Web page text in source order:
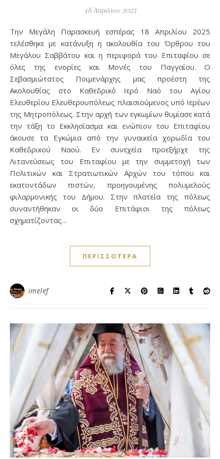
18 Απριλίου 2025
Την Μεγάλη Παρασκευή εσπέρας 18 Απριλίου 2025
τελέσθηκε με κατάνυξη η ακολουθία του Όρθρου του
Μεγάλου Σαββάτου και η περιφορά του Επιταφίου σε
όλες της ενορίες και Μονές του Παγγαίου. Ο
Σεβασμιώτατος Ποιμενάρχης μας προέστη της
Ακολουθίας στο Καθεδρικό Ιερό Ναό του Αγίου
Ελευθερίου Ελευθερουπόλεως πλαισιούμενος υπό Ιερέων
της Μητροπόλεως. Στην αρχή των εγκωμίων θυμίασε κατά
την τάξη το Εκκλησίασμα και ενώπιον του Επιταφίου
άκουσε τα Εγκώμια από την γυναικεία χορωδία του
Καθεδρικού Ναού. Εν συνεχεία προεξήρχε της
Λιτανεύσεως του Επιταφίου με την συμμετοχή των
Πολιτικών και Στρατιωτικών Αρχών του τόπου και
εκατοντάδων πιστών, προηγουμένης πολυμελούς
φιλαρμονικής του Δήμου. Στην πλατεία της πόλεως
συναντήθηκαν οι δύο Επιτάφιοι της πόλεως
σχηματίζοντας…
ΠΕΡΙΣΣΌΤΕΡΑ
imelef